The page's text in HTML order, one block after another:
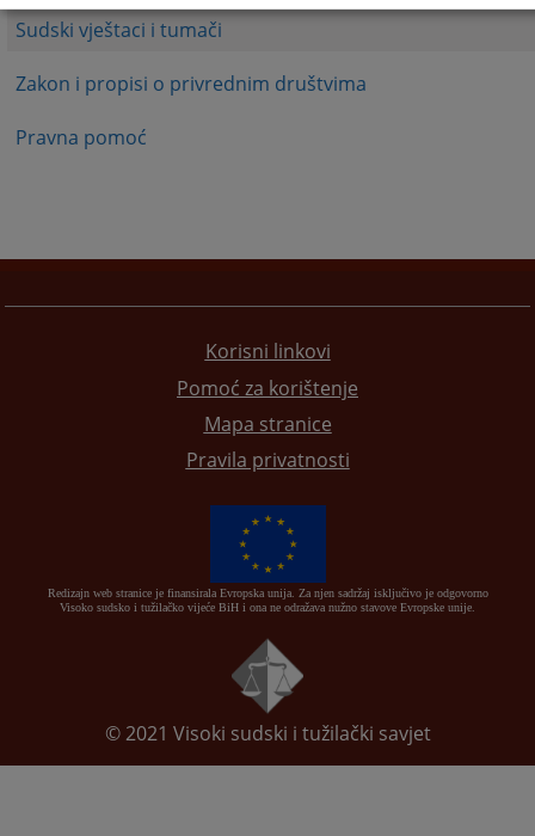
Sudski vještaci i tumači
Zakon i propisi o privrednim društvima
Pravna pomoć
Korisni linkovi
Pomoć za korištenje
Mapa stranice
Pravila privatnosti
Redizajn web stranice je finansirala Evropska unija. Za njen sadržaj isključivo je odgovorno
Visoko sudsko i tužilačko vijeće BiH i ona ne odražava nužno stavove Evropske unije.
© 2021 Visoki sudski i tužilački savjet